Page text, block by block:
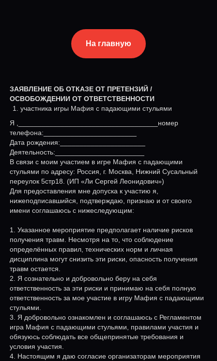
На главную
ЗАЯВЛЕНИЕ ОБ ОТКАЗЕ ОТ ПРЕТЕНЗИЙ /
ОСВОБОЖДЕНИИ ОТ ОТВЕТСТВЕННОСТИ
участника игры Мафия с падающими стульями
Я ,____________________________________номер
телефона:________________________
Дата рождения:______________________
Деятельность:_______________________
В связи с моим участием в игре Мафия с падающими
стульями по адресу: Россия, г. Москва, Нижний Сусальный
переулок 5стр18. (ИП «Ли Сергей Леонидович»)
Для предоставления мне допуска к участию я,
нижеподписавшийся, подтверждаю, признаю и от своего
имени соглашаюсь с нижеследующим:
1. Указанное мероприятие предполагает наличие рисков
получения травм. Несмотря на то, что соблюдение
определённых правил, технических норм и личная
дисциплина могут снизить эти риски, опасность получения
травм остается.
2. Я сознательно и добровольно беру на себя
ответственность за эти риски и принимаю на себя полную
ответственность за мое участие в игру Мафия с падающими
стульями.
3. Я добровольно ознакомлен и соглашаюсь с Регламентом
игра Мафия с падающими стульями, правилами участия и
обязуюсь соблюдать все общепринятые требования и
условия участия.
4. Настоящим я даю согласие организаторам мероприятия